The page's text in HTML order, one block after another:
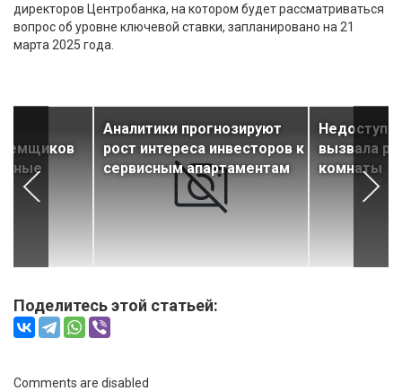
директоров Центробанка, на котором будет рассматриваться
вопрос об уровне ключевой ставки, запланировано на 21
марта 2025 года.
Аналитики прогнозируют
рост интереса инвесторов к
сервисным апартаментам
вызвала
комнаты
Поделитесь этой статьей:
Comments are disabled